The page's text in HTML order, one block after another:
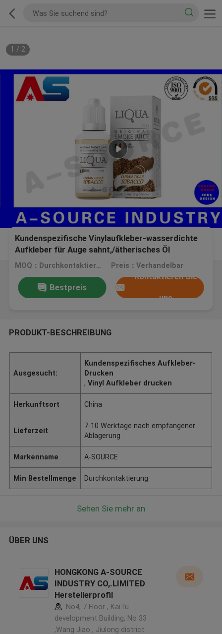
1 / 2
Kundenspezifische Vinylaufkleber-wasserdichte
Aufkleber für Auge sahnt,/ätherisches Öl
MOQ：Durchkontaktierung Preis：Verhandelbar
Bestpreis
Kontaktieren Sie
uns
PRODUKT-BESCHREIBUNG
Ausgesucht:
Kundenspezifisches Aufkleber-
Drucken
,Vinyl Aufkleber drucken
Herkunftsort China
Lieferzeit
7-10 Werktage nach empfangener
Ablagerung
Markenname A-SOURCE
Min Bestellmenge Durchkontaktierung
Sehen Sie mehr an
ÜBER UNS
HONGKONG A-SOURCE
INDUSTRY CO,.LIMITED
Herstellerprofil
No4, 7 Floor , KaiTu
development Building, No 33
,Wang Jiao , Jiulong district